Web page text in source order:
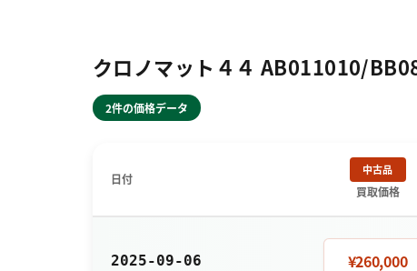
クロノマット４４ AB011010/
2件の価格データ
日付
中古品
買取価格
2025-09-06 ¥260,000